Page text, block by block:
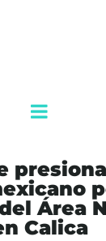
Área
Calica